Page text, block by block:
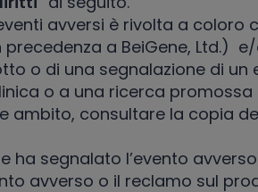
avversi è rivolta a
a BeiGene, Ltd.)
o di una segnalazione di un
o a una ricerca
consultare la copia
ha segnalato l’evento
avverso o il reclamo sul